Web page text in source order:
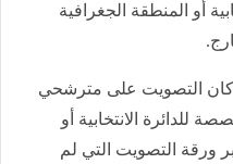
أو المنطقة الجغرافية
كان التصويت على مترشحي
للدائرة الانتخابية أو
ورقة التصويت التي لم